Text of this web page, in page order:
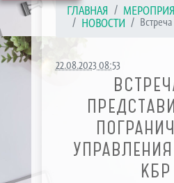
ГЛАВНАЯ
НОВОСТИ
22.08.2023 08:53
КБР